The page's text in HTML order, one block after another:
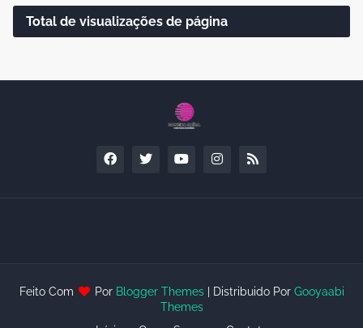
Total de visualizações de página
Feito Com Por Blogger Themes| Distribuido Por Gooyaabi
Themes